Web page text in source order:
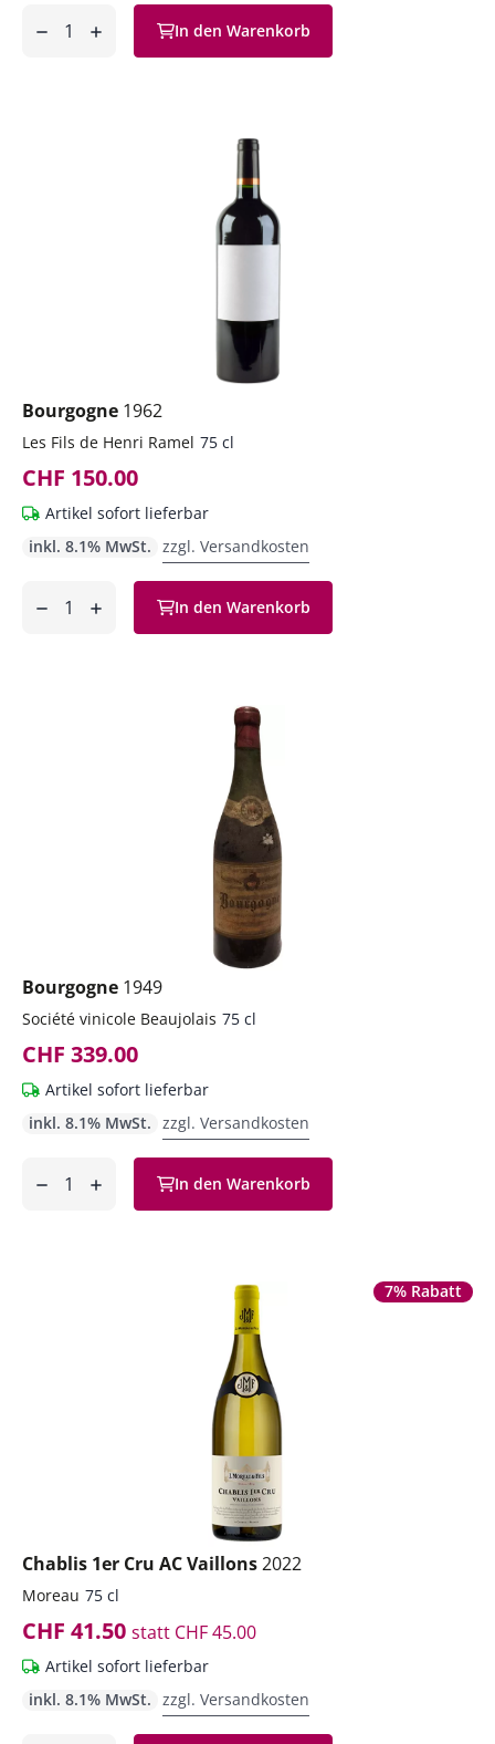
In den Warenkorb
Bourgogne 1962
Les Fils de Henri Ramel 75 cl
CHF 150.00
Artikel sofort lieferbar
inkl. 8.1% MwSt. zzgl. Versandkosten
In den Warenkorb
Bourgogne 1949
Société vinicole Beaujolais 75 cl
CHF 339.00
Artikel sofort lieferbar
inkl. 8.1% MwSt. zzgl. Versandkosten
In den Warenkorb
7% Rabatt
Chablis 1er Cru AC Vaillons2022
Moreau 75 cl
CHF 41.50 statt CHF 45.00
Artikel sofort lieferbar
inkl. 8.1% MwSt. zzgl. Versandkosten